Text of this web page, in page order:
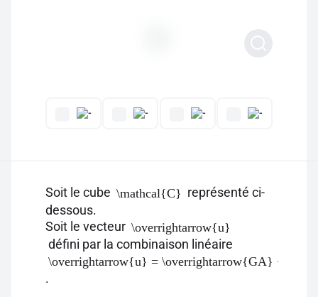
Soit le cube \mathcal{C} représenté ci-
dessous.
Soit le vecteur \overrightarrow{u}
défini par la combinaison linéaire
\overrightarrow{u} = \overrightarrow{GA} +
.